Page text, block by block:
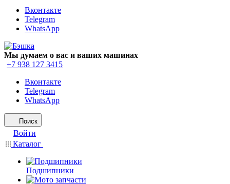
Вконтакте
Telegram
WhatsApp
Мы думаем о вас и ваших машинах
+7 938 127 3415
Вконтакте
Telegram
WhatsApp
Поиск
Войти
Каталог
Подшипники